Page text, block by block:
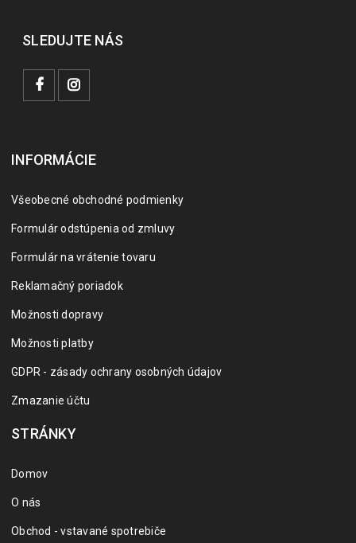
SLEDUJTE NÁS
INFORMÁCIE
Všeobecné obchodné podmienky
Formulár odstúpenia od zmluvy
Formulár na vrátenie tovaru
Reklamačný poriadok
Možnosti dopravy
Možnosti platby
GDPR - zásady ochrany osobných údajov
Zmazanie účtu
STRÁNKY
Domov
O nás
Obchod - vstavané spotrebiče